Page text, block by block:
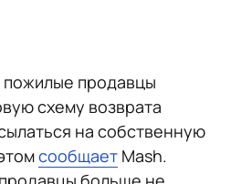
продавцы
схему возврата
на собственную
сообщает Mash.